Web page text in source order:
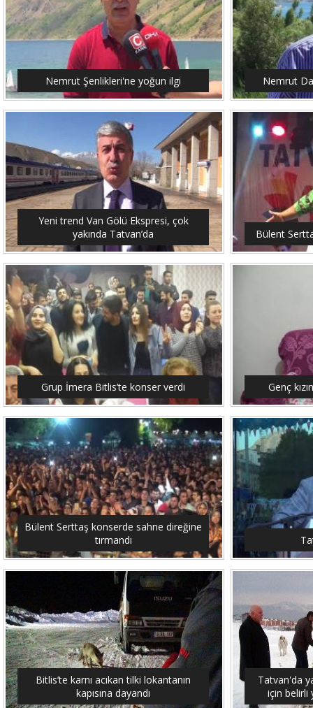
Nemrut Şenlikleri'ne yoğun ilgi Nemrut
Yeni trend Van Gölü Ekspresi, çok
yakında Tatvan’da
Bülent
Grup İmera Bitlis’te konser verdi Genç
Bülent Serttaş konserde sahne direğine
tırmandı
Bitlis’te karnı acıkan tilki lokantanın
kapısına dayandı
Tatvan'da
için belirli